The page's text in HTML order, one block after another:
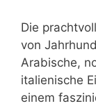
Die
von
Arabische,
italienische
einem